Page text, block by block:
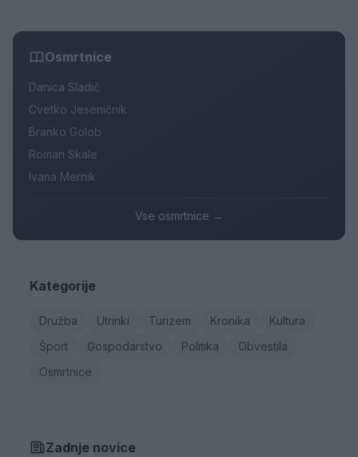
Osmrtnice
Danica Sladič
Cvetko Jeseničnik
Branko Golob
Roman Skale
Ivana Mernik
Vse osmrtnice →
Kategorije
Družba Utrinki Turizem Kronika
Kultura
Šport
Gospodarstvo Politika
Obvestila
Osmrtnice
Zadnje novice